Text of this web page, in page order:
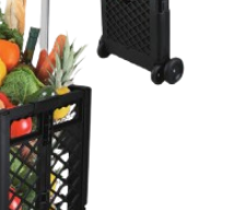
המותגים שלנו
מתנות לחנוכת בית
מתנות למטבח
מתכונים שלכם